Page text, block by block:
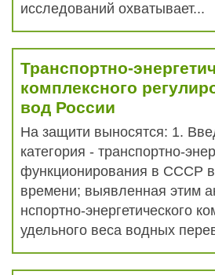
исследований охватывает...
Транспортно-
комплексного
вод России
На защити выносятся: 1.
категория - транспортно-
функционирования в СССР
времени; выявленная этим
нспортно-энергетического
удельного веса водных